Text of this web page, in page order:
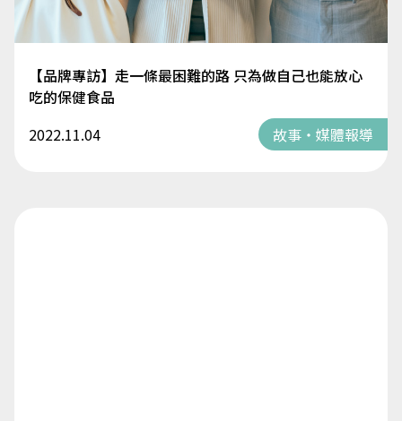
【品牌專訪】走一條最困難的路 只為做自己也能放心
吃的保健食品
2022.11.04
故事・媒體報導